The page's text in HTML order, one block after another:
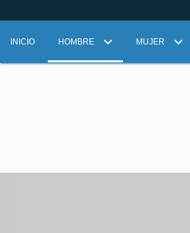
INICIO HOMBRE MUJER